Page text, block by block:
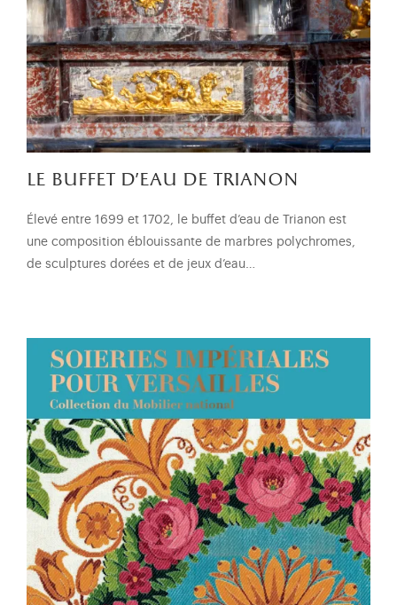
le buffet d'eau de trianon
Élevé entre 1699 et 1702, le buffet d’eau de Trianon est
une composition éblouissante de marbres polychromes,
de sculptures dorées et de jeux d’eau…